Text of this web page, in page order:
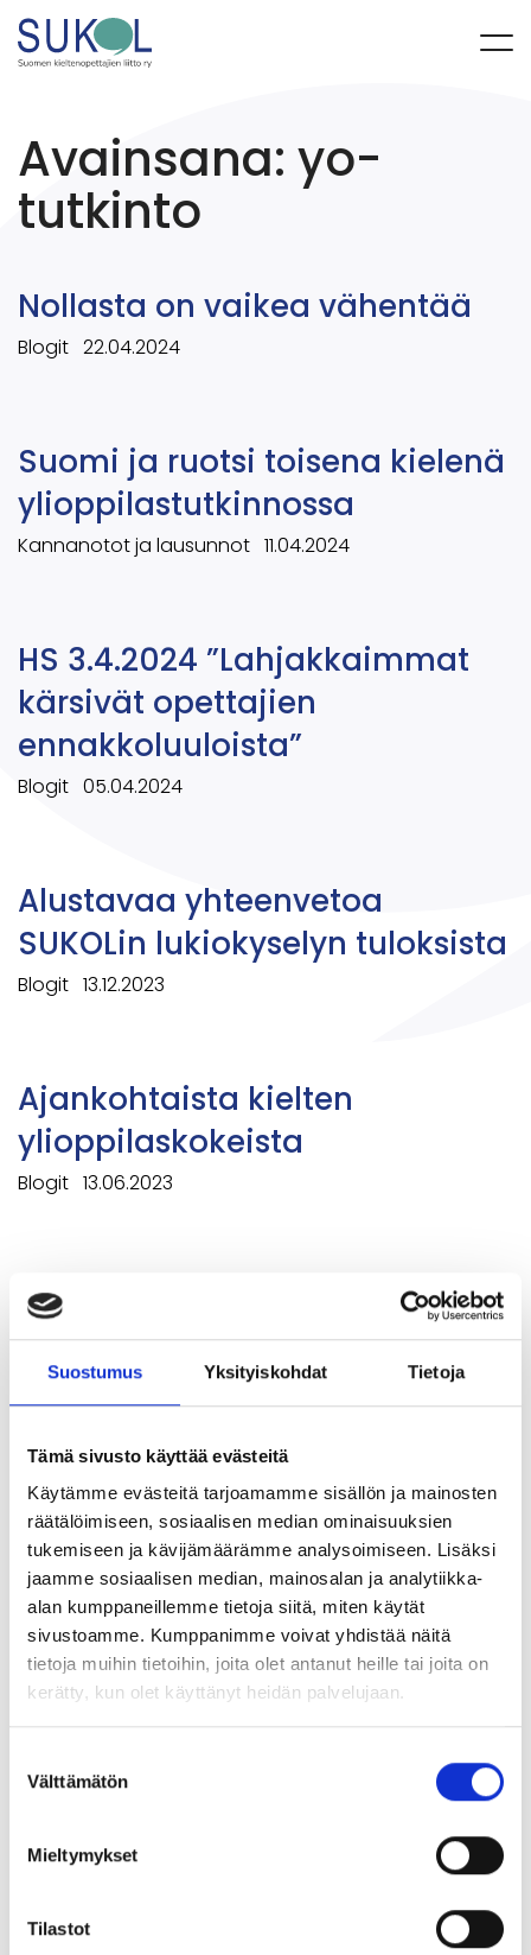
Suostumus Yksityiskohdat Tietoja
Tämä sivusto käyttää evästeitä
Käytämme evästeitä tarjoamamme sisällön ja mainosten
räätälöimiseen, sosiaalisen median ominaisuuksien
tukemiseen ja kävijämäärämme analysoimiseen. Lisäksi
jaamme sosiaalisen median, mainosalan ja analytiikka-
alan kumppaneillemme tietoja siitä, miten käytät
sivustoamme. Kumppanimme voivat yhdistää näitä
tietoja muihin tietoihin, joita olet antanut heille tai joita on
kerätty, kun olet käyttänyt heidän palvelujaan.
valinta
Välttämätön
Mieltymykset
Tilastot
Avainsana: yo-
tutkinto
Nollasta on vaikea vähentää
Blogit 22.04.2024
Suomi ja ruotsi toisena kielenä
ylioppilastutkinnossa
Kannanotot ja lausunnot 11.04.2024
HS 3.4.2024 ”Lahjakkaimmat
kärsivät opettajien
ennakkoluuloista”
Blogit 05.04.2024
Alustavaa yhteenvetoa
SUKOLin lukiokyselyn tuloksista
Blogit 13.12.2023
Ajankohtaista kielten
ylioppilaskokeista
Blogit 13.06.2023
Abitin kehittäminen
Kannanotot ja lausunnot 16.02.2023
Taitotasot yo-tutkintoon
Blogit 16.09.2022
Keskustelua kielten
ylioppilaskokeista
Blogit 31.05.2022
Lausunto yo-tutkinnon yleisistä
määräyksistä ja ohjeista